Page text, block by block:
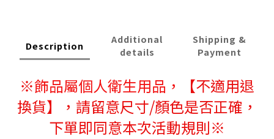
Description
Additional
details
Shipping &
Payment
※飾品屬個人衛生用品，
【不適用退
換貨】，請留意尺寸/顏色是否正確，
下單即同意本次活動規則※